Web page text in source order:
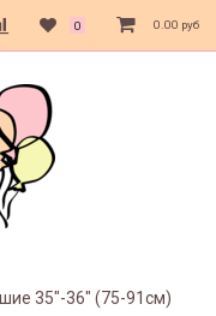
0 0.00 руб
35"-36" (75-91см)